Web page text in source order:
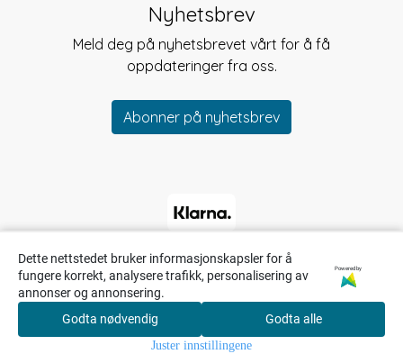
Nyhetsbrev
Meld deg på nyhetsbrevet vårt for å få
oppdateringer fra oss.
Abonner på nyhetsbrev
Dette nettstedet bruker informasjonskapsler for å
fungere korrekt, analysere trafikk, personalisering av
annonser og annonsering.
Powered by
Godta nødvendig Godta alle
Juster innstillingene